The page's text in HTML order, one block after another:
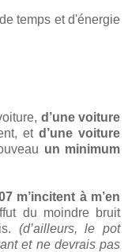
temps et d'énergie
d’une voiture
etd’une voiture
un minimum
m’incitent à m’en
du moindre bruit
(d’ailleurs, le pot
et ne devrais pas